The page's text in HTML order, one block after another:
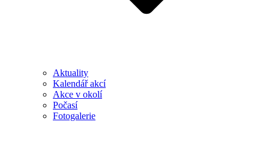
Aktuality
Kalendář akcí
Akce v okolí
Počasí
Fotogalerie